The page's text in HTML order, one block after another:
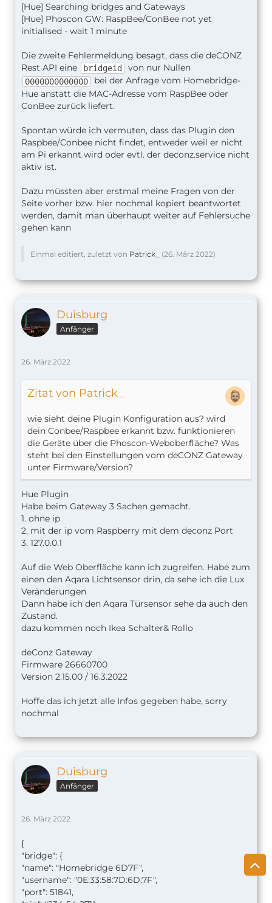
[Hue] Searching bridges and Gateways
[Hue] Phoscon GW: RaspBee/ConBee not yet
initialised - wait 1 minute
Die zweite Fehlermeldung besagt, dass die deCONZ
Rest API eine
bridgeid von nur Nullen
0000000000000
bei der Anfrage vom Homebridge-
Hue anstatt die MAC-Adresse vom RaspBee oder
ConBee zurück liefert.
Spontan würde ich vermuten, dass das Plugin den
Raspbee/Conbee nicht findet, entweder weil er nicht
am Pi erkannt wird oder evtl. der deconz.service nicht
aktiv ist.
Dazu müssten aber erstmal meine Fragen von der
Seite vorher bzw. hier nochmal kopiert beantwortet
werden, damit man überhaupt weiter auf Fehlersuche
gehen kann
Einmal editiert, zuletzt von Patrick_ (26. März 2022)
Duisburg
Anfänger
26. März 2022
Zitat von Patrick_
wie sieht deine Plugin Konfiguration aus? wird
dein Conbee/Raspbee erkannt bzw. funktionieren
die Geräte über die Phoscon-Weboberfläche? Was
steht bei den Einstellungen vom deCONZ Gateway
unter Firmware/Version?
Hue Plugin
Habe beim Gateway 3 Sachen gemacht.
1. ohne ip
2. mit der ip vom Raspberry mit dem deconz Port
3. 127.0.0.1
Auf die Web Oberfläche kann ich zugreifen. Habe zum
einen den Aqara Lichtsensor drin, da sehe ich die Lux
Veränderungen
Dann habe ich den Aqara Türsensor sehe da auch den
Zustand.
dazu kommen noch Ikea Schalter& Rollo
deConz Gateway
Firmware 26660700
Version 2.15.00 / 16.3.2022
Hoffe das ich jetzt alle Infos gegeben habe, sorry
nochmal
Duisburg
Anfänger
26. März 2022
{
"bridge": {
"name": "Homebridge 6D7F",
"username": "0E:33:58:7D:6D:7F",
"port": 51841,